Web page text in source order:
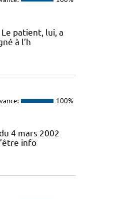
patient, lui, a
à l’h
100%
4 mars 2002
info